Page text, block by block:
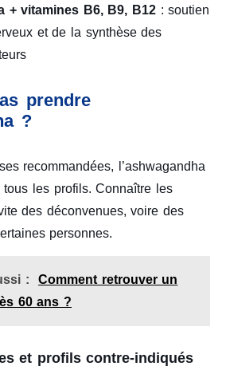
+ vitamines B6, B9, B12 : soutien
et de la synthèse des
prendre
?
recommandées, l’ashwagandha
tous les profils. Connaître les
des déconvenues, voire des
personnes.
:
Comment retrouver un
60 ans ?
et profils contre-indiqués